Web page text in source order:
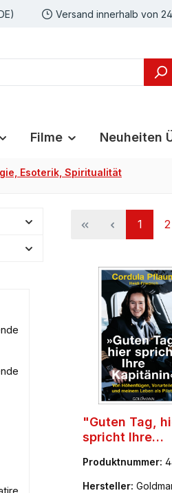
Versand innerhalb von
Filme Neuheiten
Esoterik, Spiritualität
Seite
1 2
"Guten Tag,
spricht Ihre
Produktnummer:
Hersteller: